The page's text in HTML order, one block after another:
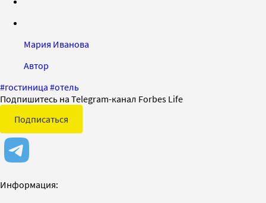
Мария Иванова
Автор
#гостиница #отель
Подпишитесь на Telegram-канал Forbes Life
Подписаться
Информация: